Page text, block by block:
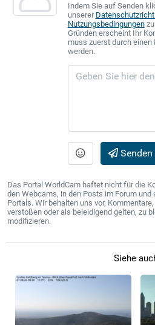
Indem Sie auf Senden
unserer
Nutzungsbedingungen
Gründen erscheint Ihr
muss zuerst durch
werden.
Senden
Das Portal WorldCam haftet nicht für die
den Webcams, in den Posts im Forum und
Portals. Wir behalten uns vor,
verstoßen oder als beleidigend gelten, zu
modifizieren.
Siehe